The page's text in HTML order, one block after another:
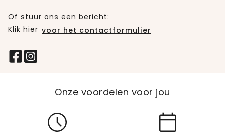
Of stuur ons een bericht:
Klik hier voor het contactformulier
Onze voordelen voor jou